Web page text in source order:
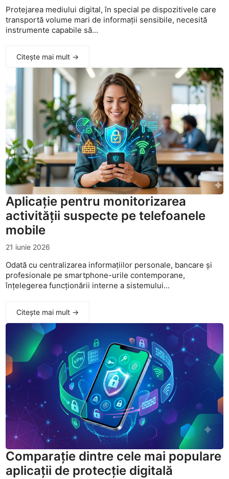
Protejarea mediului digital, în special pe dispozitivele care
transportă volume mari de informații sensibile, necesită
instrumente capabile să...
Citește mai mult →
Aplicație pentru monitorizarea
activității suspecte pe telefoanele
mobile
21 iunie 2026
Odată cu centralizarea informațiilor personale, bancare și
profesionale pe smartphone-urile contemporane,
înțelegerea funcționării interne a sistemului...
Citește mai mult →
Comparație dintre cele mai populare
aplicații de protecție digitală